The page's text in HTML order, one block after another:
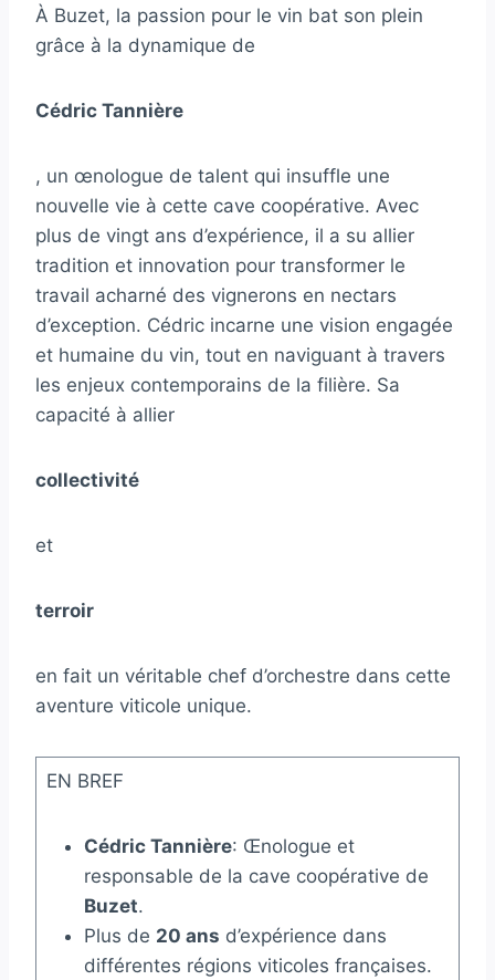
À Buzet, la passion pour le vin bat son plein
grâce à la dynamique de
Cédric Tannière
, un œnologue de talent qui insuffle une
nouvelle vie à cette cave coopérative. Avec
plus de vingt ans d’expérience, il a su allier
tradition et innovation pour transformer le
travail acharné des vignerons en nectars
d’exception. Cédric incarne une vision engagée
et humaine du vin, tout en naviguant à travers
les enjeux contemporains de la filière. Sa
capacité à allier
collectivité
et
terroir
en fait un véritable chef d’orchestre dans cette
aventure viticole unique.
EN BREF
Cédric Tannière: Œnologue et
responsable de la cave coopérative de
Buzet.
Plus de 20 ans d’expérience dans
différentes régions viticoles françaises.